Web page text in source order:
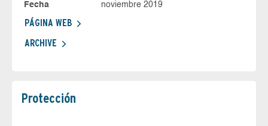
Fecha
noviembre 2019
PÁGINA WEB
ARCHIVE
Protección